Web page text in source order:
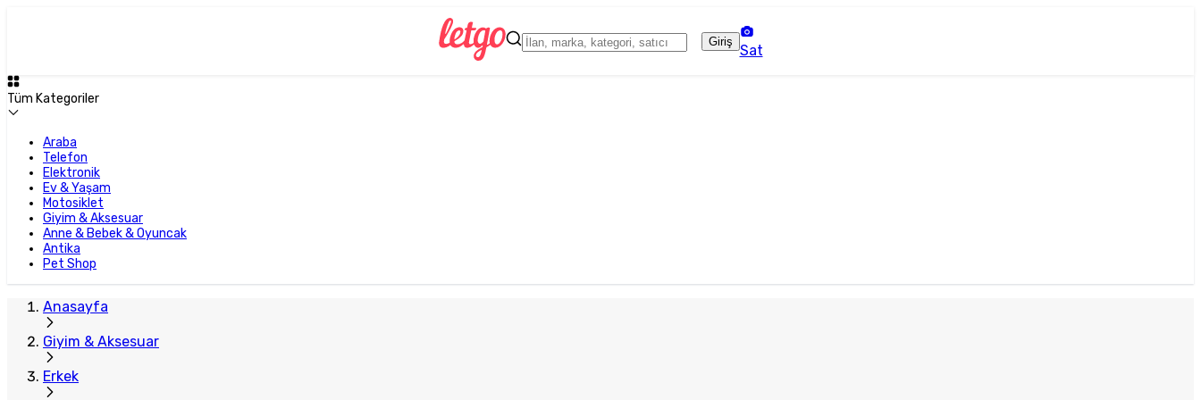
Giriş
Sat
Tüm Kategoriler
Araba
Telefon
Elektronik
Ev & Yaşam
Motosiklet
Giyim & Aksesuar
Anne & Bebek & Oyuncak
Antika
Pet Shop
Anasayfa
Giyim & Aksesuar
Erkek